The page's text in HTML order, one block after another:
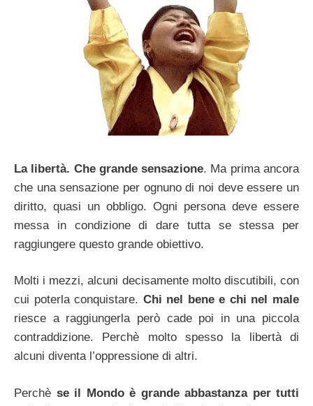
La libertà. Che grande sensazione. Ma prima ancora
che una sensazione per ognuno di noi deve essere un
diritto, quasi un obbligo. Ogni persona deve essere
messa in condizione di dare tutta se stessa per
raggiungere questo grande obiettivo.
Molti i mezzi, alcuni decisamente molto discutibili, con
cui poterla conquistare. Chi nel bene e chi nel male
riesce a raggiungerla però cade poi in una piccola
contraddizione. Perchè molto spesso la libertà di
alcuni diventa l’oppressione di altri.
Perchè se il Mondo è grande abbastanza per tutti